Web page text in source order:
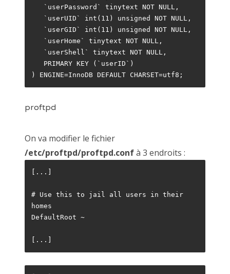
   `userPassword` tinytext NOT NULL,
   `userUID` int(11) unsigned NOT NULL,
   `userGID` int(11) unsigned NOT NULL,
   `userHome` tinytext NOT NULL,
   `userShell` tinytext NOT NULL,
   PRIMARY KEY (`userID`)
) ENGINE=InnoDB DEFAULT CHARSET=utf8;
proftpd
On va modifier le fichier
/etc/proftpd/proftpd.confà 3 endroits :
[...]
# Use this to jail all users in their
homes
DefaultRoot ~
[...]
synology
ubuntu visual studio code
vmware
windows